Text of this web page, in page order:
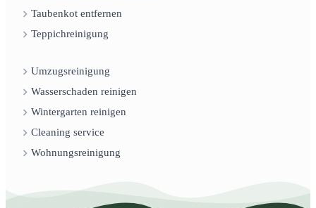
Taubenkot entfernen
Teppichreinigung
Umzugsreinigung
Wasserschaden reinigen
Wintergarten reinigen
Cleaning service
Wohnungsreinigung